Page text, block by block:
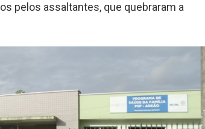
pelos assaltantes, que quebraram a